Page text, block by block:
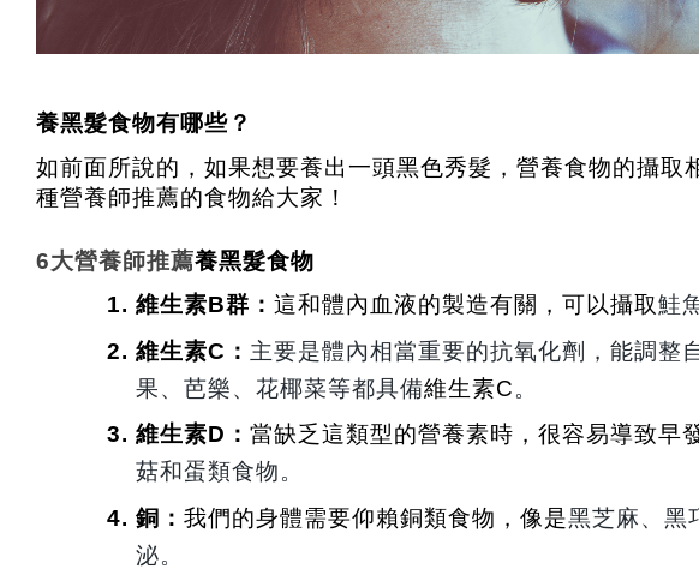
養黑髮食物有哪些？
如前面所說的，如果想要養出一頭黑色秀髮，營養食物的攝取
種營養師推薦的食物給大家！
6大營養師推薦養黑髮食物
維生素B群： 這和體內血液的製造有關，可以攝取鮭
維生素C： 主要是體內相當重要的抗氧化劑，能調整
果、芭樂、花椰菜等都具備維生素C。
維生素D： 當缺乏這類型的營養素時，很容易導致早
菇和蛋類食物。
銅： 我們的身體需要仰賴銅類食物，像是黑芝麻、黑
泌。